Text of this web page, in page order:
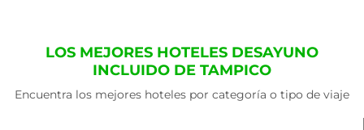
LOS MEJORES HOTELES DESAYUNO
INCLUIDO DE TAMPICO
Encuentra los mejores hoteles por categoría o tipo de viaje